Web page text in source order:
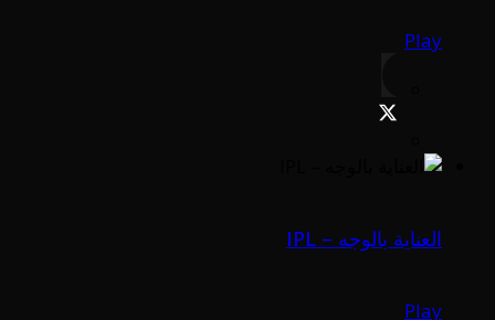
Play
العناية بالوجه – IPL
Play